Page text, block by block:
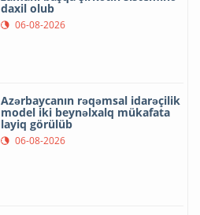
daxil olub
06-08-2026
Azərbaycanın rəqəmsal idarəçilik
model iki beynəlxalq mükafata
layiq görülüb
06-08-2026